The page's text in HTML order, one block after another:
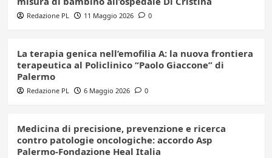
Redazione PL 11 Maggio 2026 0
La terapia genica nell’emofilia A: la nuova frontiera
terapeutica al Policlinico “Paolo Giaccone” di
Palermo
Redazione PL 6 Maggio 2026 0
Medicina di precisione, prevenzione e ricerca
contro patologie oncologiche: accordo Asp
Palermo-Fondazione Heal Italia